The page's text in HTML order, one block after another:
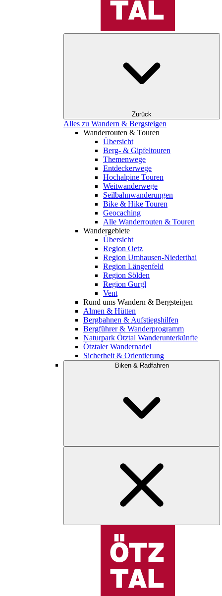
Zurück
Alles zu Wandern & Bergsteigen
Wanderrouten & Touren
Übersicht
Berg- & Gipfeltouren
Themenwege
Entdeckerwege
Hochalpine Touren
Weitwanderwege
Seilbahnwanderungen
Bike & Hike Touren
Geocaching
Alle Wanderrouten & Touren
Wandergebiete
Übersicht
Region Oetz
Region Umhausen-Niederthai
Region Längenfeld
Region Sölden
Region Gurgl
Vent
Rund ums Wandern & Bergsteigen
Almen & Hütten
Bergbahnen & Aufstiegshilfen
Bergführer & Wanderprogramm
Naturpark Ötztal Wanderunterkünfte
Ötztaler Wandernadel
Sicherheit & Orientierung
Biken & Radfahren